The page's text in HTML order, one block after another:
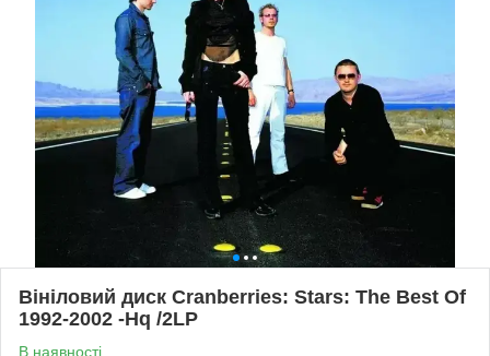
Вініловий диск Cranberries: Stars: The Best Of
1992-2002 -Hq /2LP
В наявності